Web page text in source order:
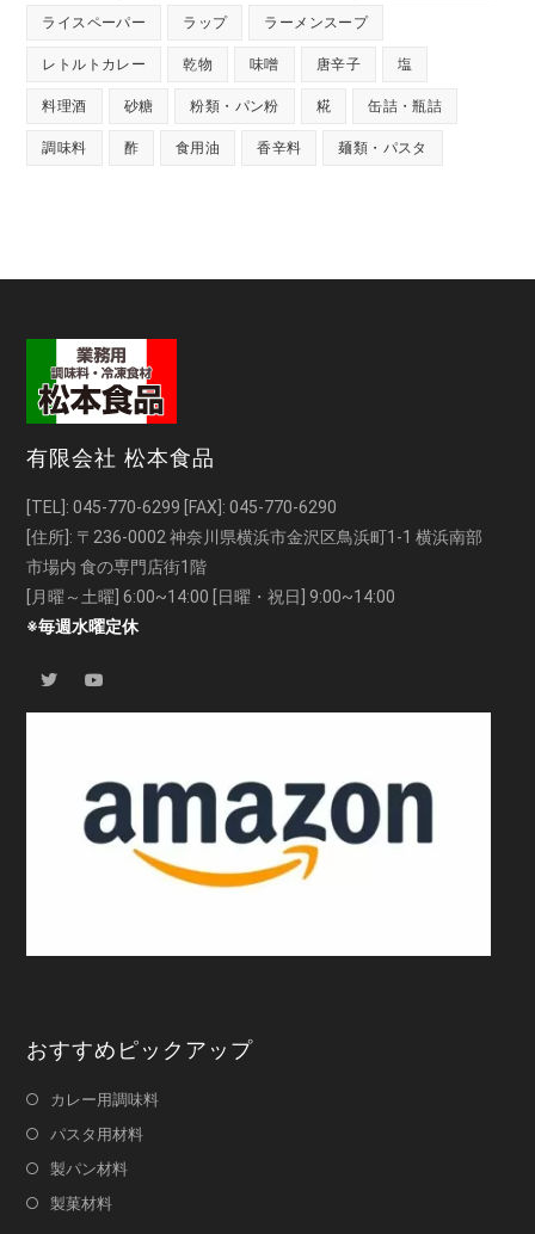
ライスペーパー ラップ ラーメンスープ
レトルトカレー 乾物 味噌 唐辛子 塩
料理酒 砂糖 粉類・パン粉 糀 缶詰・瓶詰
調味料 酢 食用油 香辛料 麺類・パスタ
有限会社 松本食品
[TEL]:045-770-6299 [FAX]: 045-770-6290
[住所]: 〒236-0002 神奈川県横浜市金沢区鳥浜町1-1 横浜南部
市場内 食の専門店街1階
[月曜～土曜] 6:00~14:00 [日曜・祝日] 9:00~14:00
※毎週水曜定休
おすすめピックアップ
カレー用調味料
パスタ用材料
製パン材料
製菓材料